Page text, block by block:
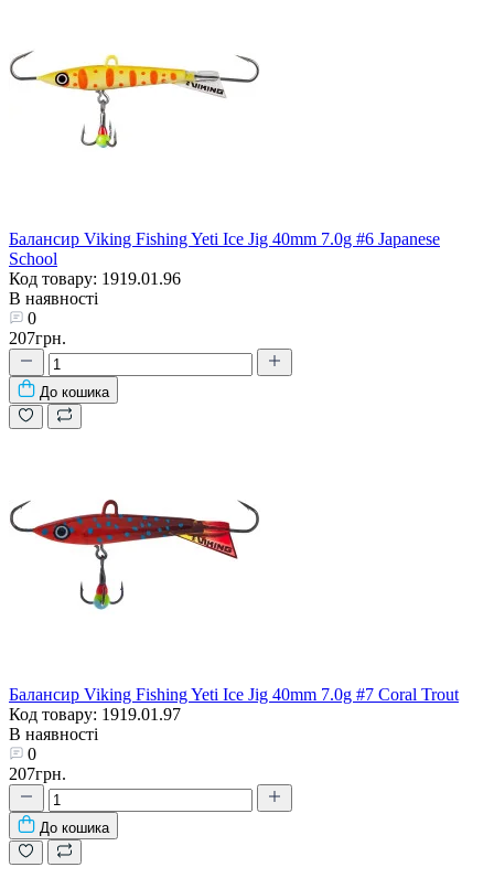
Балансир Viking Fishing Yeti Ice Jig 40mm 7.0g #6 Japanese
School
Код товару: 1919.01.96
В наявності
0
207грн.
До кошика
Балансир Viking Fishing Yeti Ice Jig 40mm 7.0g #7 Coral Trout
Код товару: 1919.01.97
В наявності
0
207грн.
До кошика